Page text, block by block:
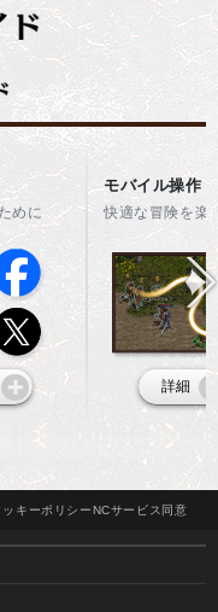
めに
モバイル操作
快適な冒険を楽
詳細
ッキーポリシーNCサービス 同意